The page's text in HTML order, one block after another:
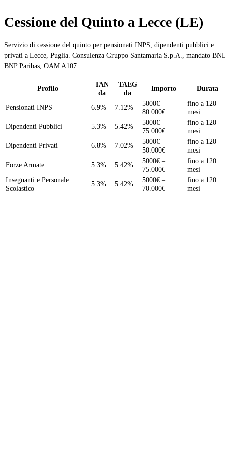
Cessione del Quinto a Lecce (LE)
Servizio di cessione del quinto per pensionati INPS, dipendenti pubblici e
privati a Lecce, Puglia. Consulenza Gruppo Santamaria S.p.A., mandato
BNP Paribas, OAM A107.
Profilo
TAN
da
TAEG
da
Importo Durata
Pensionati INPS 6.9% 7.12%
5000€ –
80.000€
fino a 120
mesi
Dipendenti Pubblici
5.3% 5.42%
5000€ –
75.000€
fino a 120
mesi
Dipendenti Privati
6.8% 7.02%
5000€ –
50.000€
fino a 120
mesi
Forze Armate
5.3% 5.42%
5000€ –
75.000€
fino a 120
mesi
Insegnanti e Personale
Scolastico
5.3% 5.42%
5000€ –
70.000€
fino a 120
mesi